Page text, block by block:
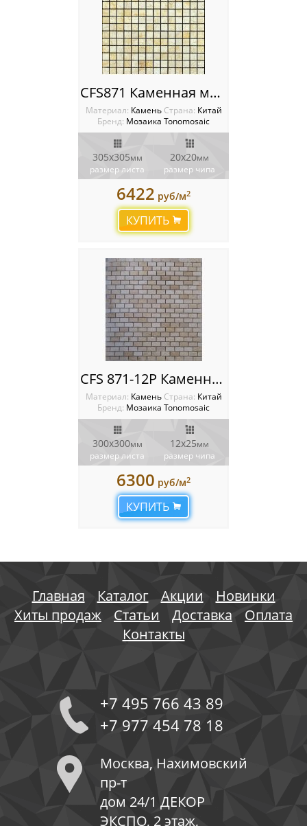
CFS871 Каменная мозаика Tonomosaic
Материал: Камень Cтрана: Китай
Бренд: Мозаика Tonomosaic
305x305мм
размер листа
20х20мм
размер чипа
6422 руб/м2
КУПИТЬ
CFS 871-12P Каменная мозаика Tonomosaic
Материал: Камень Cтрана: Китай
Бренд: Мозаика Tonomosaic
300х300мм
размер листа
12х25мм
размер чипа
6300 руб/м2
КУПИТЬ
Главная Каталог Акции
Новинки
Хиты продаж
Статьи Доставка
Оплата
Контакты
+7 495 766 43 89
+7 977 454 78 18
Москва, Нахимовский
пр-т
дом 24/1 ДЕКОР
ЭКСПО, 2 этаж,